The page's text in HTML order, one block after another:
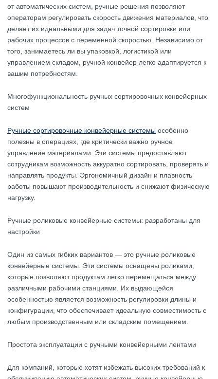
от автоматических систем, ручные решения позволяют
операторам регулировать скорость движения материалов, что
делает их идеальными для задач точной сортировки или
рабочих процессов с переменной скоростью. Независимо от
того, занимаетесь ли вы упаковкой, логистикой или
управлением складом, ручной конвейер легко адаптируется к
вашим потребностям.
Многофункциональность ручных сортировочных конвейерных
систем
Ручные сортировочные конвейерные системы особенно
полезны в операциях, где критически важно ручное
управление материалами. Эти системы предоставляют
сотрудникам возможность аккуратно сортировать, проверять и
направлять продукты. Эргономичный дизайн и плавность
работы повышают производительность и снижают физическую
нагрузку.
Ручные роликовые конвейерные системы: разработаны для
настройки
Один из самых гибких вариантов — это ручные роликовые
конвейерные системы. Эти системы оснащены роликами,
которые позволяют продуктам легко перемещаться между
различными рабочими станциями. Их выдающейся
особенностью является возможность регулировки длины и
конфигурации, что обеспечивает идеальную совместимость с
любым производственным или складским помещением.
Простота эксплуатации с ручными конвейерными лентами
Для компаний, которые хотят избежать высоких требований к